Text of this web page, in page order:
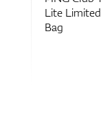
Lite
Bag